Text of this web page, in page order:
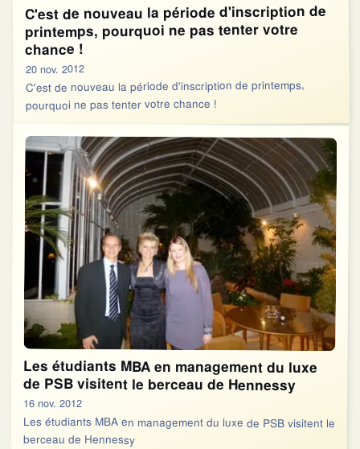
C'est de nouveau la période d'inscription de
printemps, pourquoi ne pas tenter votre
chance !
20 nov. 2012
C'est de nouveau la période d'inscription de printemps,
pourquoi ne pas tenter votre chance !
Les étudiants MBA en management du luxe
de PSB visitent le berceau de Hennessy
16 nov. 2012
Les étudiants MBA en management du luxe de PSB visitent le
berceau de Hennessy